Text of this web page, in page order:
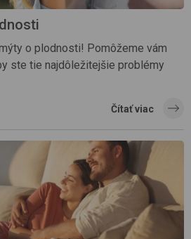
o plodnosti! Pomôžeme vám
ste tie najdôležitejšie problémy
Čítať viac